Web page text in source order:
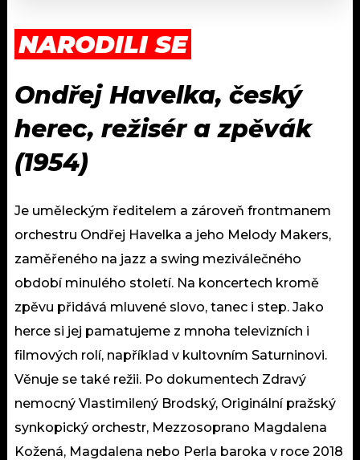
NARODILI SE
Ondřej Havelka, český
herec, režisér a zpěvák
(1954)
Je uměleckým ředitelem a zároveň frontmanem
orchestru Ondřej Havelka a jeho Melody Makers,
zaměřeného na jazz a swing meziválečného
období minulého století. Na koncertech kromě
zpěvu přidává mluvené slovo, tanec i step. Jako
herce si jej pamatujeme z mnoha televizních i
filmových rolí, například v kultovním Saturninovi.
Věnuje se také režii. Po dokumentech Zdravý
nemocný Vlastimilený Brodský, Originální pražský
synkopický orchestr, Mezzosoprano Magdalena
Kožená, Magdalena nebo Perla baroka v roce 2018